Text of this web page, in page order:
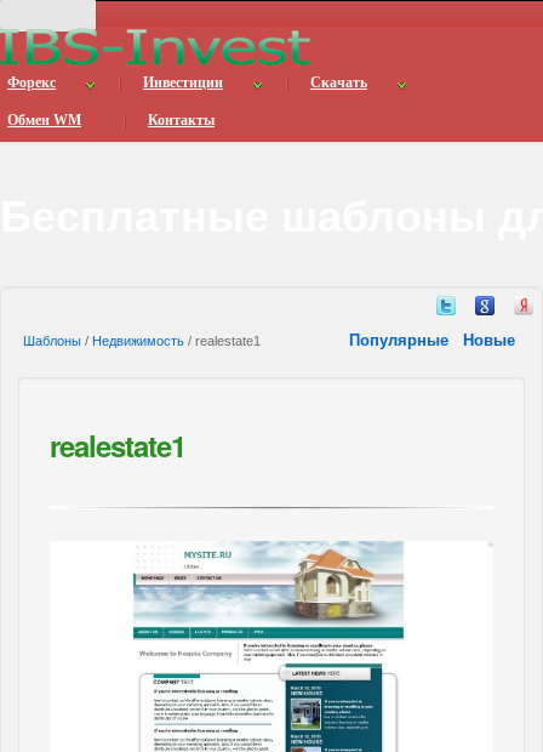
Форекс Инвестиции Скачать
Обмен WM Контакты
Шаблоны / Недвижимость / realestate1 Популярные Новые
realestate1